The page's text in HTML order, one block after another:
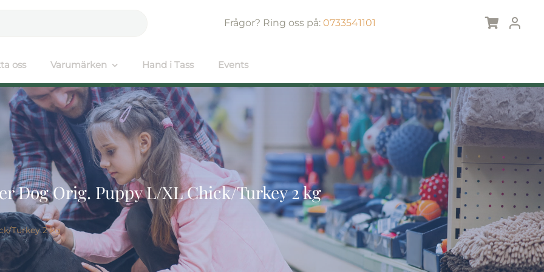
Frågor? Ring oss på: 0733541101
oss Varumärken Hand i Tass Events
Dog Orig. Puppy L/XL Chick/Turkey 2 kg
Turkey 2 kg